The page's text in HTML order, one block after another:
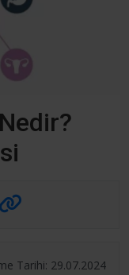
Tarihi: 29.07.2024